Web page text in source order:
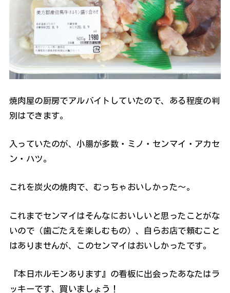
焼肉屋の厨房でアルバイトしていたので、ある程度の判
別はできます。
入っていたのが、小腸が多数・ミノ・センマイ・アカセ
ン・ハツ。
これを炭火の焼肉で、むっちゃおいしかった～。
これまでセンマイはそんなにおいしいと思ったことがな
いので（歯ごたえを楽しむもの）、自らお店で頼むこと
はありませんが、このセンマイはおいしかったです。
『本日ホルモンあります』の看板に出会ったあなたはラ
ッキーです、買いましょう！